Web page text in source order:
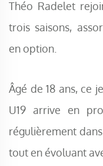
Théo Radelet
trois saisons,
en option.
Âgé de 18 ans, ce
U19 arrive en
régulièrement
tout en évoluant